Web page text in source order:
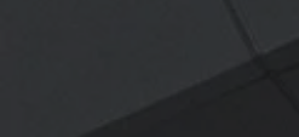
GUARDIA NACIONAL EN